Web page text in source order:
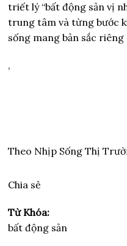
triết lý “bất động sản vị
trung tâm và từng bước
sống mang bản sắc
,
Theo Nhịp Sống Thị
Chia sẻ
Từ Khóa:
bất động sản